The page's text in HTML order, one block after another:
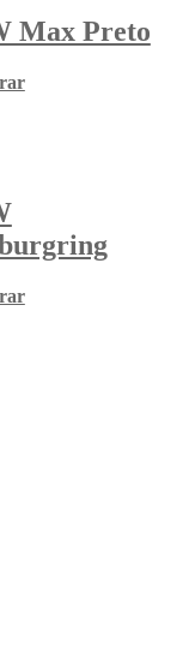
Max Preto